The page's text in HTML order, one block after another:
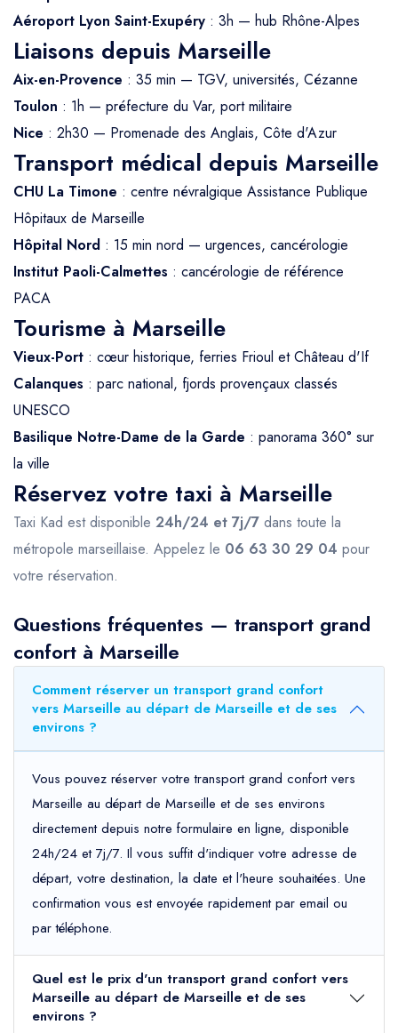
Aéroport Lyon Saint-Exupéry : 3h — hub Rhône-Alpes
Liaisons depuis Marseille
Aix-en-Provence : 35 min — TGV, universités, Cézanne
Toulon : 1h — préfecture du Var, port militaire
Nice : 2h30 — Promenade des Anglais, Côte d'Azur
Transport médical depuis Marseille
CHU La Timone : centre névralgique Assistance Publique
Hôpitaux de Marseille
Hôpital Nord : 15 min nord — urgences, cancérologie
Institut Paoli-Calmettes : cancérologie de référence
PACA
Tourisme à Marseille
Vieux-Port : cœur historique, ferries Frioul et Château d'If
Calanques : parc national, fjords provençaux classés
UNESCO
Basilique Notre-Dame de la Garde : panorama 360° sur
la ville
Réservez votre taxi à Marseille
Taxi Kad est disponible 24h/24 et 7j/7 dans toute la
métropole marseillaise. Appelez le 06 63 30 29 04 pour
votre réservation.
Questions fréquentes — transport grand
confort à Marseille
Comment réserver un transport grand confort
vers Marseille au départ de Marseille et de ses
environs ?
Vous pouvez réserver votre transport grand confort vers
Marseille au départ de Marseille et de ses environs
directement depuis notre formulaire en ligne, disponible
24h/24 et 7j/7. Il vous suffit d'indiquer votre adresse de
départ, votre destination, la date et l'heure souhaitées. Une
confirmation vous est envoyée rapidement par email ou
par téléphone.
Quel est le prix d'un transport grand confort vers
Marseille au départ de Marseille et de ses
environs ?